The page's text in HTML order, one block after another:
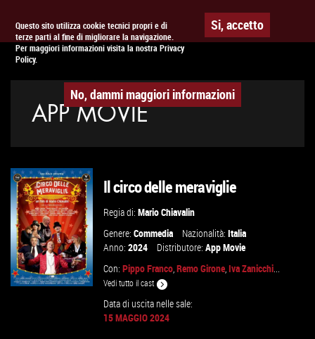
Questo sito utilizza cookie tecnici propri e di
terze parti al fine di migliorare la navigazione.
Per maggiori informazioni visita la nostra Privacy
Policy.
Si, accetto
No, dammi maggiori informazioni
APPUNTAMENTO AL CINEMA
APP MOVIE
Il circo delle meraviglie
Regia di:Mario Chiavalin
Genere:Commedia Nazionalità:Italia
Anno:2024 Distributore:App Movie
Con:Pippo Franco,Remo Girone,Iva Zanicchi...
Vedi tutto il cast
Data di uscita nelle sale:
15 MAGGIO 2024